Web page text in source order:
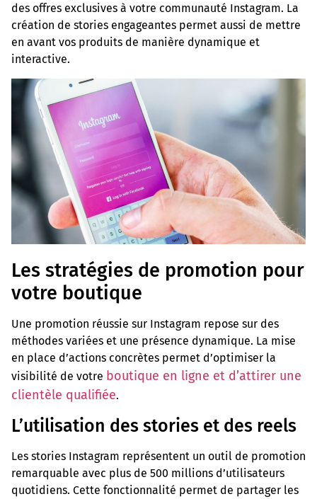
des offres exclusives à votre communauté Instagram. La
création de stories engageantes permet aussi de mettre
en avant vos produits de manière dynamique et
interactive.
Les stratégies de promotion pour
votre boutique
Une promotion réussie sur Instagram repose sur des
méthodes variées et une présence dynamique. La mise
en place d’actions concrètes permet d’optimiser la
visibilité de votre boutique en ligne et d’attirer une
clientèle qualifiée.
L’utilisation des stories et des reels
Les stories Instagram représentent un outil de promotion
remarquable avec plus de 500 millions d’utilisateurs
quotidiens. Cette fonctionnalité permet de partager les